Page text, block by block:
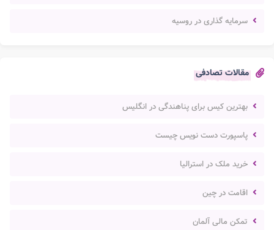
سرمایه گذاری در روسیه
مقالات تصادفی
بهترین کیس برای پناهندگی در انگلیس
پاسپورت دست نویس چیست
خرید ملک در استرالیا
اقامت در چین
تمکن مالی آلمان